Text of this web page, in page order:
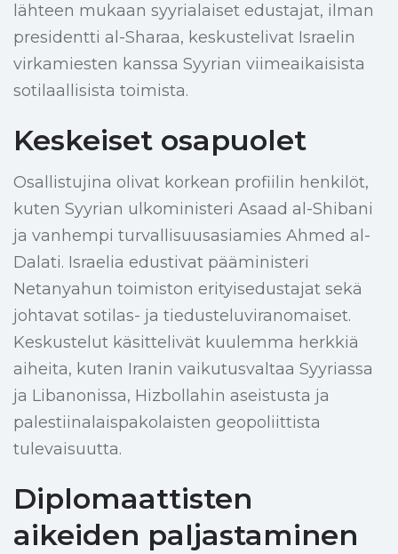
lähteen mukaan syyrialaiset edustajat, ilman
presidentti al-Sharaa, keskustelivat Israelin
virkamiesten kanssa Syyrian viimeaikaisista
sotilaallisista toimista.
Keskeiset osapuolet
Osallistujina olivat korkean profiilin henkilöt,
kuten Syyrian ulkoministeri Asaad al-Shibani
ja vanhempi turvallisuusasiamies Ahmed al-
Dalati. Israelia edustivat pääministeri
Netanyahun toimiston erityisedustajat sekä
johtavat sotilas- ja tiedusteluviranomaiset.
Keskustelut käsittelivät kuulemma herkkiä
aiheita, kuten Iranin vaikutusvaltaa Syyriassa
ja Libanonissa, Hizbollahin aseistusta ja
palestiinalaispakolaisten geopoliittista
tulevaisuutta.
Diplomaattisten
aikeiden paljastaminen